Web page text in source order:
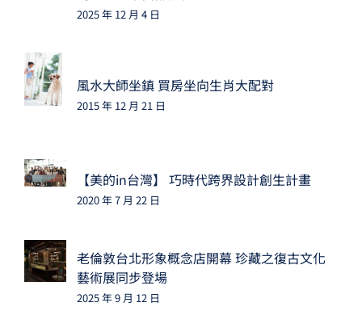
2025 年 12 月 4 日
風水大師坐鎮 買房坐向生肖大配對
2015 年 12 月 21 日
【美的in台灣】 巧時代跨界設計創生計畫
2020 年 7 月 22 日
老倫敦台北形象概念店開幕 珍藏之復古文化
藝術展同步登場
2025 年 9 月 12 日